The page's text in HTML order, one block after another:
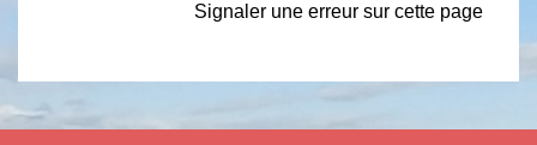
Signaler une erreur sur cette page